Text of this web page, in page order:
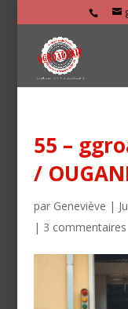
55 –
/
par Geneviève |
| 3 commentaires